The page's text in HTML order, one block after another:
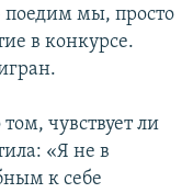
поедим мы, просто
в конкурсе.
том, чувствует ли
«Я не в
к себе